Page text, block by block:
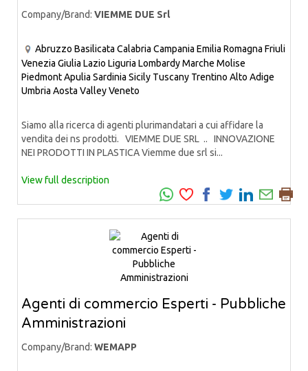
Company/Brand: VIEMME DUE Srl
Abruzzo Basilicata Calabria Campania Emilia Romagna Friuli
Venezia Giulia Lazio Liguria LombardyMarche Molise
PiedmontApulia Sardinia Sicily Tuscany Trentino Alto Adige
Umbria Aosta ValleyVeneto
Siamo alla ricerca di agenti plurimandatari a cui affidare la
vendita dei ns prodotti. VIEMME DUE SRL .. INNOVAZIONE
NEI PRODOTTI IN PLASTICA Viemme due srl si...
View full description
Agenti di commercio Esperti - Pubbliche
Amministrazioni
Company/Brand: WEMAPP